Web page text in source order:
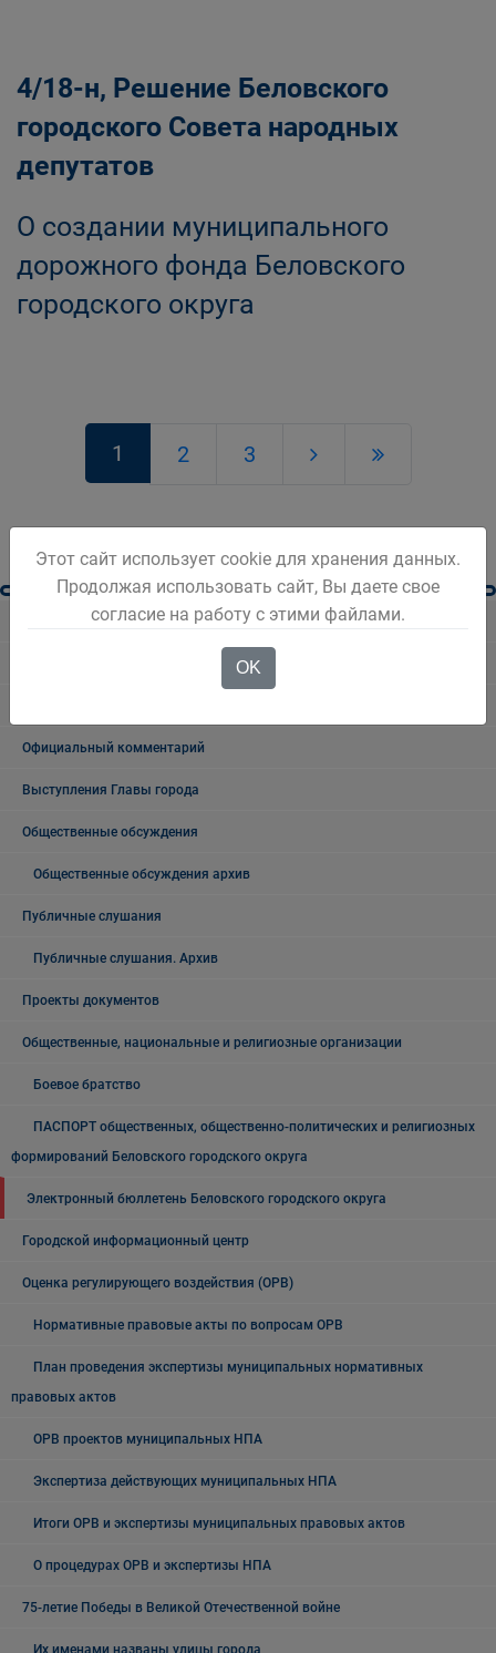
4/18-н, Решение Беловского
городского Совета народных
депутатов
О создании муниципального
дорожного фонда Беловского
городского округа
1 2 3
Новости Белова
Официальный комментарий
Выступления Главы города
Общественные обсуждения
Общественные обсуждения архив
Публичные слушания
Публичные слушания. Архив
Проекты документов
Общественные, национальные и религиозные организации
Боевое братство
ПАСПОРТ общественных, общественно-политических и религиозных
формирований Беловского городского округа
Электронный бюллетень Беловского городского округа
Городской информационный центр
Оценка регулирующего воздействия (ОРВ)
Нормативные правовые акты по вопросам ОРВ
План проведения экспертизы муниципальных нормативных
правовых актов
ОРВ проектов муниципальных НПА
Экспертиза действующих муниципальных НПА
Итоги ОРВ и экспертизы муниципальных правовых актов
О процедурах ОРВ и экспертизы НПА
75-летие Победы в Великой Отечественной войне
Их именами названы улицы города
Этот сайт использует cookie для хранения данных.
Продолжая использовать сайт, Вы даете свое
согласие на работу с этими файлами.
OK